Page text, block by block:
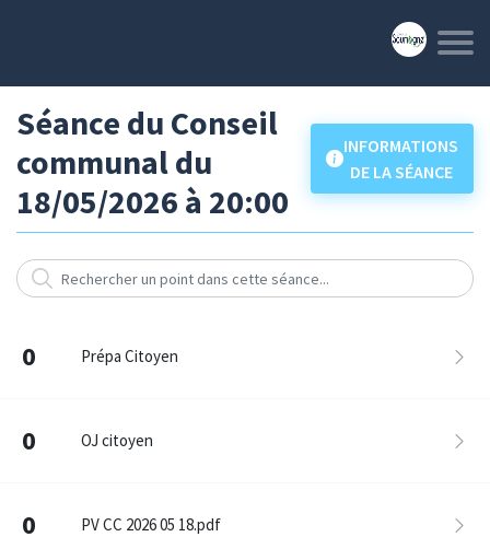
Séance du Conseil
communal du
18/05/2026 à 20:00
INFORMATIONS
DE LA SÉANCE
0 Prépa Citoyen
0 OJ citoyen
0 PV CC 2026 05 18.pdf